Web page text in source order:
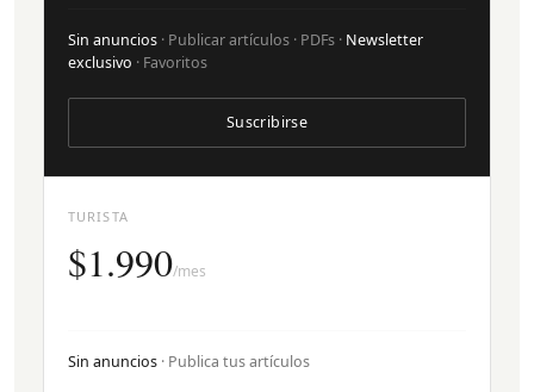
TURISTA
$1.990/mes
Sin anuncios · Publica tus artículos
Sin anuncios · Publicar artículos · PDFs · Newsletter
exclusivo · Favoritos
Suscribirse